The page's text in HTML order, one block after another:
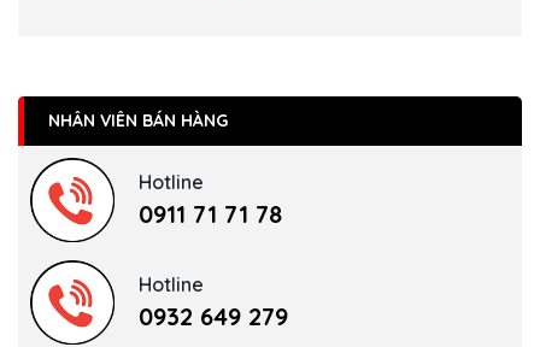
NHÂN VIÊN BÁN HÀNG
Hotline
0911 71 71 78
Hotline
0932 649 279